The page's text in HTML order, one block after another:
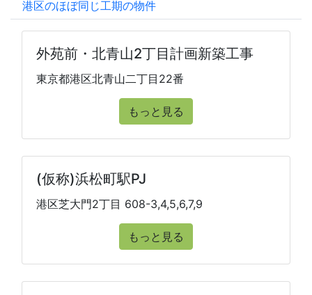
港区のほぼ同じ工期の物件
外苑前・北青山2丁目計画新築工事
東京都港区北青山二丁目22番
もっと見る
(仮称)浜松町駅PJ
港区芝大門2丁目 608-3,4,5,6,7,9
もっと見る